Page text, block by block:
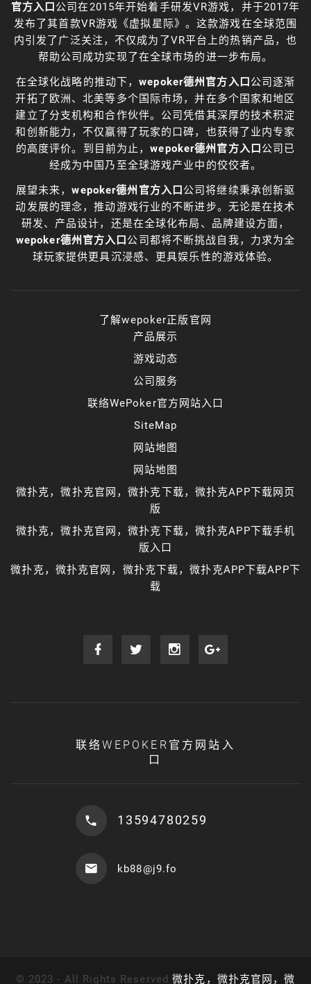
官方入口公司在2015年开始着手研发VR游戏，并于2017年
发布了其首款VR游戏《虚拟星际》。这款游戏在全球范围
内引发了广泛关注，不仅成为了VR平台上的热销产品，也
帮助公司成功实现了在全球市场的进一步布局。
在全球化战略的推动下，wepoker德州官方入口公司逐渐
开拓了欧洲、北美等多个国际市场，并在多个国家和地区
建立了分支机构和合作伙伴。公司凭借其深厚的技术积淀
和创新能力，不仅赢得了玩家的口碑，也获得了业内专家
的高度评价。到目前为止，wepoker德州官方入口公司已
经成为中国乃至全球游戏产业中的佼佼者。
展望未来，wepoker德州官方入口公司将继续秉承创新驱
动发展的理念，推动游戏行业的不断进步。无论是在技术
研发、产品设计，还是在全球化布局、品牌建设方面，
wepoker德州官方入口公司都将不断挑战自我，力求为全
球玩家提供更具沉浸感、更具娱乐性的游戏体验。
了解wepoker正版官网
产品展示
游戏动态
公司服务
联络WePoker官方网站入口
SiteMap
网站地图
网站地图
微扑克，微扑克官网，微扑克下载，微扑克APP下载网页
版
微扑克，微扑克官网，微扑克下载，微扑克APP下载手机
版入口
微扑克，微扑克官网，微扑克下载，微扑克APP下载APP下
载
联络WEPOKER官方网站入
口
13594780259
kb88@j9.fo
© 2023 - All Rights Reserved微扑克，微扑克官网，微